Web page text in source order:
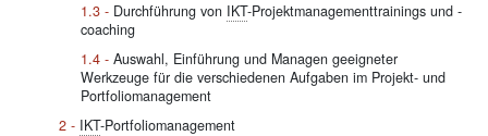
Durchführung von IKT-Projektmanagementtrainings und -
coaching
Auswahl, Einführung und Managen geeigneter
Werkzeuge für die verschiedenen Aufgaben im Projekt- und
Portfoliomanagement
IKT-Portfoliomanagement